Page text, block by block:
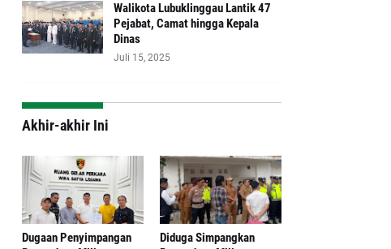
Walikota Lubuklinggau Lantik 47
Pejabat, Camat hingga Kepala
Dinas
Juli 15, 2025
Akhir-akhir Ini
‎Dugaan Penyimpangan
Diduga Simpangkan